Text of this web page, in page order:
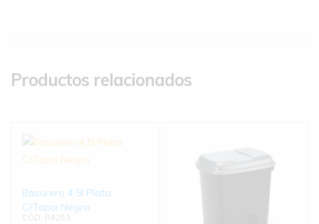
Productos relacionados
Basurero 4,5l Plata
C/Tapa Negra
CÓD: R4253